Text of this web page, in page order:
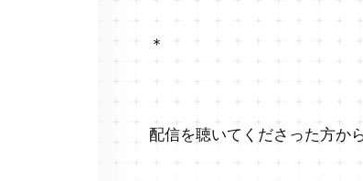
＊
配信を聴いてくださった方か